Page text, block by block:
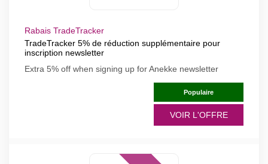
Rabais TradeTracker
TradeTracker 5% de réduction supplémentaire pour
inscription newsletter
Extra 5% off when signing up for Anekke newsletter
Populaire
VOIR L'OFFRE